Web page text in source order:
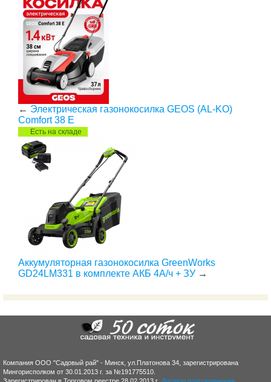
← Электрическая газонокосилка GEOS (AL-KO)
Comfort 38 E
Есть на складе
Аккумуляторная газонокосилка GreenWorks
GD24LM331 в комплекте АКБ 4А/ч + ЗУ →
Компания ООО "Садовый рай" - Минск, ул.Платонова 34, зарегистрирована
Мингорисполком от 30.01.2013 г. за №191775510.